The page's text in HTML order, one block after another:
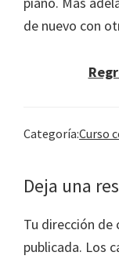
de nuevo con
Categoría:Curso
los
Deja una
Tu dirección de
publicada. Los